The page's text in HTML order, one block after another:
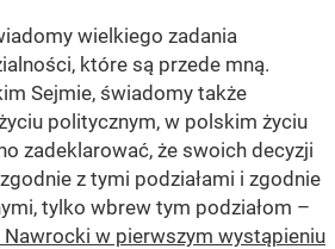
wielkiego zadania
które są przede mną.
Sejmie, świadomy także
politycznym, w polskim życiu
zadeklarować, że swoich decyzji
z tymi podziałami i zgodnie
tylko wbrew tym podziałom –
Nawrocki w pierwszym wystąpieniu